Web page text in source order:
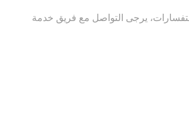
يرجى التواصل مع فريق خدمة